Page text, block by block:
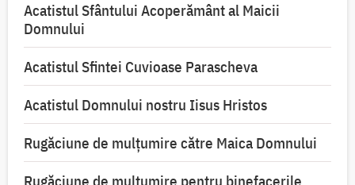
Acatistul Sfântului Acoperământ al Maicii
Domnului
Acatistul Sfintei Cuvioase Parascheva
Acatistul Domnului nostru Iisus Hristos
Rugăciune de mulţumire către Maica Domnului